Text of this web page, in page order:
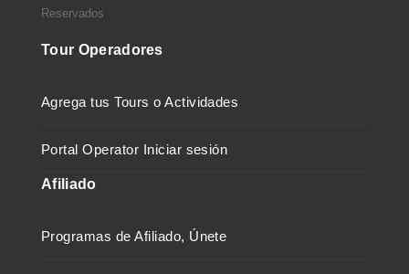
Reservados
Tour Operadores
Agrega tus Tours o Actividades
Portal Operator Iniciar sesión
Afiliado
Programas de Afiliado, Únete